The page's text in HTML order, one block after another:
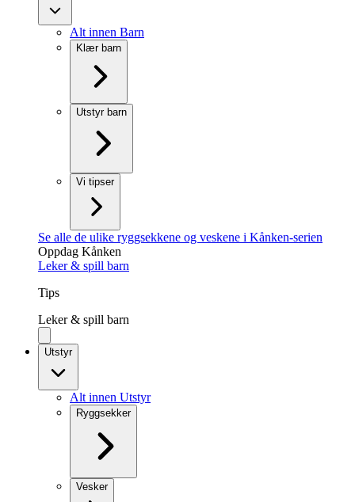
Alt innen Barn
Klær barn
Utstyr barn
Vi tipser
Se alle de ulike ryggsekkene og veskene i Kånken-serien
Oppdag Kånken
Leker & spill barn
Tips
Leker & spill barn
Utstyr
Alt innen Utstyr
Ryggsekker
Vesker